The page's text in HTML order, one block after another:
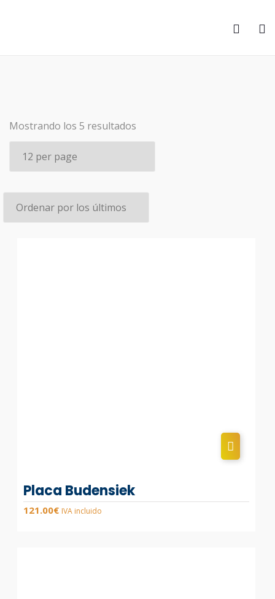
Mostrando los 5 resultados
por
últimos
Placa Budensiek
121.00€ IVA incluido